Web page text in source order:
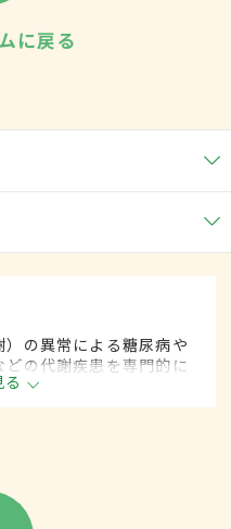
に戻る
の異常による糖尿病や
の代謝疾患を専門的に